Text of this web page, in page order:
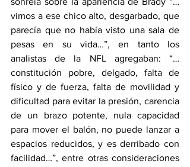
vimos a ese chico alto, desgarbado, que
parecía que no había visto una sala de
pesas en su vida…”, en tanto los
analistas de la NFL agregaban: “…
constitución pobre, delgado, falta de
físico y de fuerza, falta de movilidad y
dificultad para evitar la presión, carencia
de un brazo potente, nula capacidad
para mover el balón, no puede lanzar a
espacios reducidos, y es derribado con
facilidad…”, entre otras consideraciones